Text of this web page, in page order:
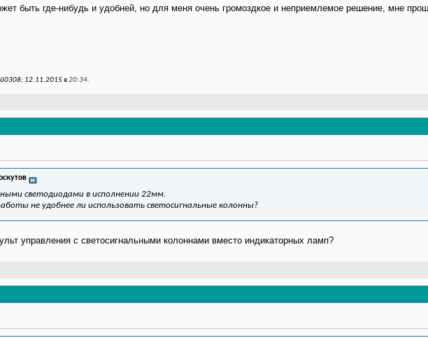
быть где-нибудь и удобней, но для меня очень громоздкое и неприемлемое решение, мне
12.11.2015 в20:34.
светодиодами в исполнении 22мм.
не удобнее ли использовать светосигнальные колонны?
управления с светосигнальными колоннами вместо индикаторных ламп?